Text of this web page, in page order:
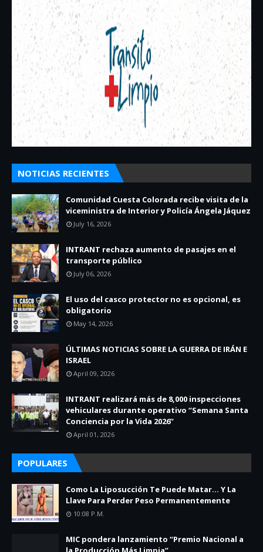
NOTICIAS RECIENTES
Comunidad Cuesta Colorada recibe visita de la
viceministra de Interior y Policía Ángela Jáquez
July 16, 2026
INTRANT rechaza aumento de pasajes en el
transporte público
July 06, 2026
El uso del casco protector no es opcional, es
obligatorio
May 14, 2026
ÚLTIMAS NOTICIAS SOBRE LA GUERRA DE IRÁN E
ISRAEL
April 09, 2026
INTRANT realizará más de 8,000 inspecciones
vehiculares durante operativo “Semana Santa
Conciencia por la Vida 2026”
April 01, 2026
POPULARES
Como La Liposucción Te Puede Matar… Y La
Llave Para Perder Peso Permanentemente
10:08 P.m.
MIC pondera lanzamiento “Premio Nacional a